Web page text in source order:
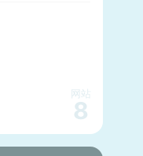
网站
8